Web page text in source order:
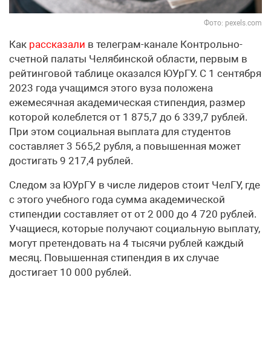
Фото: pexels.com
Как рассказали в телеграм-канале Контрольно-
счетной палаты Челябинской области, первым в
рейтинговой таблице оказался ЮУрГУ. С 1 сентября
2023 года учащимся этого вуза положена
ежемесячная академическая стипендия, размер
которой колеблется от 1 875,7 до 6 339,7 рублей.
При этом социальная выплата для студентов
составляет 3 565,2 рубля, а повышенная может
достигать 9 217,4 рублей.
Следом за ЮУрГУ в числе лидеров стоит ЧелГУ, где
с этого учебного года сумма академической
стипендии составляет от от 2 000 до 4 720 рублей.
Учащиеся, которые получают социальную выплату,
могут претендовать на 4 тысячи рублей каждый
месяц. Повышенная стипендия в их случае
достигает 10 000 рублей.